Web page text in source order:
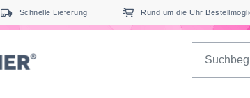
Schnelle Lieferung Rund um die Uhr